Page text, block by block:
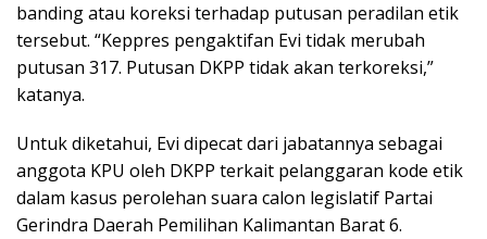
banding atau koreksi terhadap putusan peradilan etik
tersebut. “Keppres pengaktifan Evi tidak merubah
putusan 317. Putusan DKPP tidak akan terkoreksi,”
katanya.
Untuk diketahui, Evi dipecat dari jabatannya sebagai
anggota KPU oleh DKPP terkait pelanggaran kode etik
dalam kasus perolehan suara calon legislatif Partai
Gerindra Daerah Pemilihan Kalimantan Barat 6.